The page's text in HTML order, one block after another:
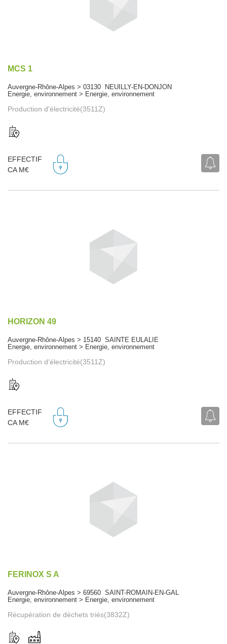
MCS 1
Auvergne-Rhône-Alpes > 03130 NEUILLY-EN-DONJON
Energie, environnement > Energie, environnement
Production d'électricité(3511Z)
EFFECTIF
CA M€
HORIZON 49
Auvergne-Rhône-Alpes > 15140 SAINTE EULALIE
Energie, environnement > Energie, environnement
Production d'électricité(3511Z)
EFFECTIF
CA M€
FERINOX S A
Auvergne-Rhône-Alpes > 69560 SAINT-ROMAIN-EN-GAL
Energie, environnement > Energie, environnement
Récupération de déchets triés(3832Z)